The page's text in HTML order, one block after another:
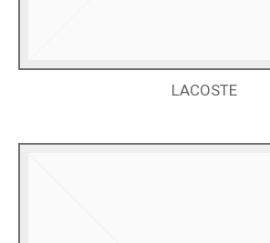
LACOSTE